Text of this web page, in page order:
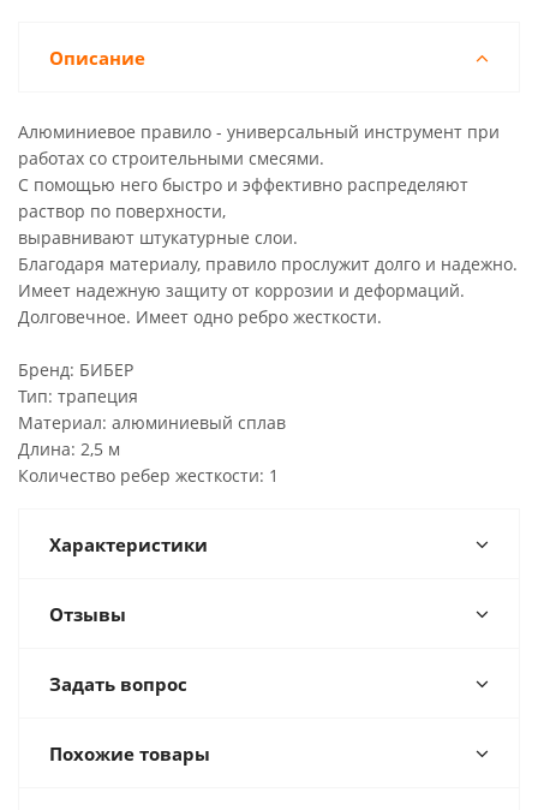
Описание
Алюминиевое правило - универсальный инструмент при
работах со строительными смесями.
С помощью него быстро и эффективно распределяют
раствор по поверхности,
выравнивают штукатурные слои.
Благодаря материалу, правило прослужит долго и надежно.
Имеет надежную защиту от коррозии и деформаций.
Долговечное. Имеет одно ребро жесткости.
Бренд: БИБЕР
Тип: трапеция
Материал: алюминиевый сплав
Длина: 2,5 м
Количество ребер жесткости: 1
Характеристики
Отзывы
Задать вопрос
Похожие товары